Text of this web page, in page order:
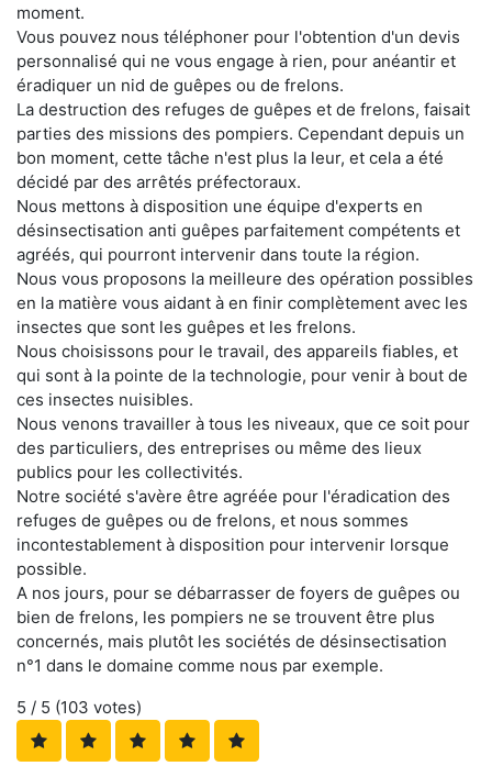
moment.
Vous pouvez nous téléphoner pour l'obtention d'un devis
personnalisé qui ne vous engage à rien, pour anéantir et
éradiquer un nid de guêpes ou de frelons.
La destruction des refuges de guêpes et de frelons, faisait
parties des missions des pompiers. Cependant depuis un
bon moment, cette tâche n'est plus la leur, et cela a été
décidé par des arrêtés préfectoraux.
Nous mettons à disposition une équipe d'experts en
désinsectisation anti guêpes parfaitement compétents et
agréés, qui pourront intervenir dans toute la région.
Nous vous proposons la meilleure des opération possibles
en la matière vous aidant à en finir complètement avec les
insectes que sont les guêpes et les frelons.
Nous choisissons pour le travail, des appareils fiables, et
qui sont à la pointe de la technologie, pour venir à bout de
ces insectes nuisibles.
Nous venons travailler à tous les niveaux, que ce soit pour
des particuliers, des entreprises ou même des lieux
publics pour les collectivités.
Notre société s'avère être agréée pour l'éradication des
refuges de guêpes ou de frelons, et nous sommes
incontestablement à disposition pour intervenir lorsque
possible.
A nos jours, pour se débarrasser de foyers de guêpes ou
bien de frelons, les pompiers ne se trouvent être plus
concernés, mais plutôt les sociétés de désinsectisation
n°1 dans le domaine comme nous par exemple.
5 / 5 (103 votes)